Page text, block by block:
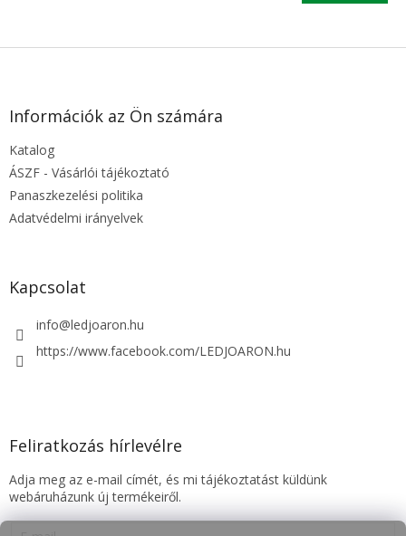
L
Információk az Ön számára
Katalog
ÁSZF - Vásárlói tájékoztató
Panaszkezelési politika
Adatvédelmi irányelvek
Kapcsolat
info@ledjoaron.hu
https://www.facebook.com/LEDJOARON.hu
Feliratkozás hírlevélre
Adja meg az e-mail címét, és mi tájékoztatást küldünk
webáruházunk új termékeiről.